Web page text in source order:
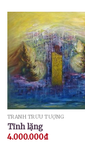
TRANH TRỪU TƯỢNG
Tĩnh lặng
4.000.000₫